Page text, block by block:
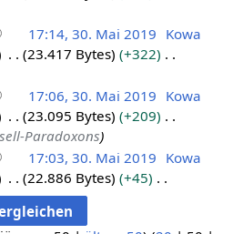
17:14, 30. Mai 2019 Kowa
23.417 Bytes
+322
17:06, 30. Mai 2019 Kowa
23.095 Bytes
+209
Paradoxons
17:03, 30. Mai 2019 Kowa
22.886 Bytes
+45